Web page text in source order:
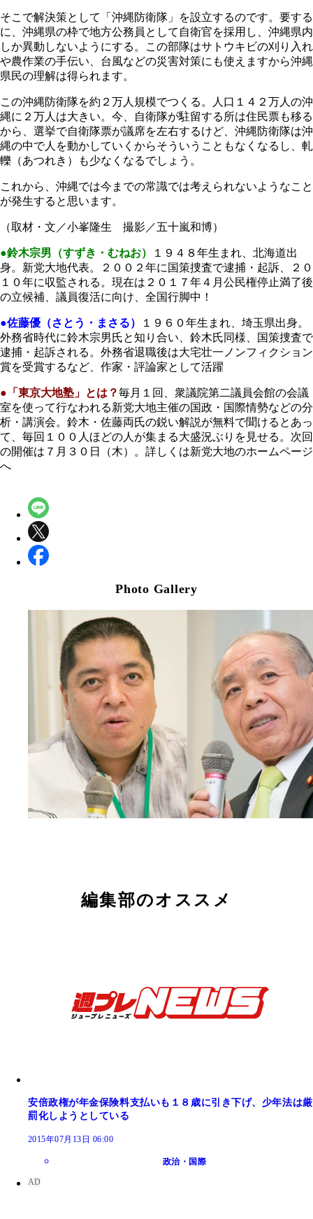
そこで解決策として「沖縄防衛隊」を設立するのです。要する
に、沖縄県の枠で地方公務員として自衛官を採用し、沖縄県内
しか異動しないようにする。この部隊はサトウキビの刈り入れ
や農作業の手伝い、台風などの災害対策にも使えますから沖縄
県民の理解は得られます。
この沖縄防衛隊を約２万人規模でつくる。人口１４２万人の沖
縄に２万人は大きい。今、自衛隊が駐留する所は住民票も移る
から、選挙で自衛隊票が議席を左右するけど、沖縄防衛隊は沖
縄の中で人を動かしていくからそういうこともなくなるし、軋
轢（あつれき）も少なくなるでしょう。
これから、沖縄では今までの常識では考えられないようなこと
が発生すると思います。
（取材・文／小峯隆生 撮影／五十嵐和博）
●鈴木宗男（すずき・むねお）
１９４８年生まれ、北海道出
身。新党大地代表。２００２年に国策捜査で逮捕・起訴、２０
１０年に収監される。現在は２０１７年４月公民権停止満了後
の立候補、議員復活に向け、全国行脚中！
●佐藤優（さとう・まさる）
１９６０年生まれ、埼玉県出身。
外務省時代に鈴木宗男氏と知り合い、鈴木氏同様、国策捜査で
逮捕・起訴される。外務省退職後は大宅壮一ノンフィクション
賞を受賞するなど、作家・評論家として活躍
●「東京大地塾」とは？毎月１回、衆議院第二議員会館の会議
室を使って行なわれる新党大地主催の国政・国際情勢などの分
析・講演会。鈴木・佐藤両氏の鋭い解説が無料で聞けるとあっ
て、毎回１００人ほどの人が集まる大盛況ぶりを見せる。次回
の開催は７月３０日（木）。詳しくは新党大地のホームページ
へ
Photo Gallery
編集部のオススメ
安倍政権が年金保険料支払いも１８歳に引き下げ、少年法は厳
罰化しようとしている
2015年07月13日 06:00
政治・国際